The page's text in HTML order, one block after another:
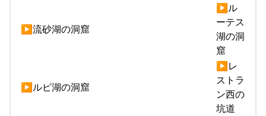
▶流砂湖の洞窟
▶ル
ーテス
湖の洞
窟
▶ルピ湖の洞窟
▶レ
ストラ
ン西の
坑道